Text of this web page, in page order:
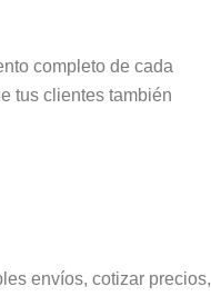
completo de cada
tus clientes también
envíos, cotizar precios,